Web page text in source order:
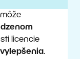
licencie
.